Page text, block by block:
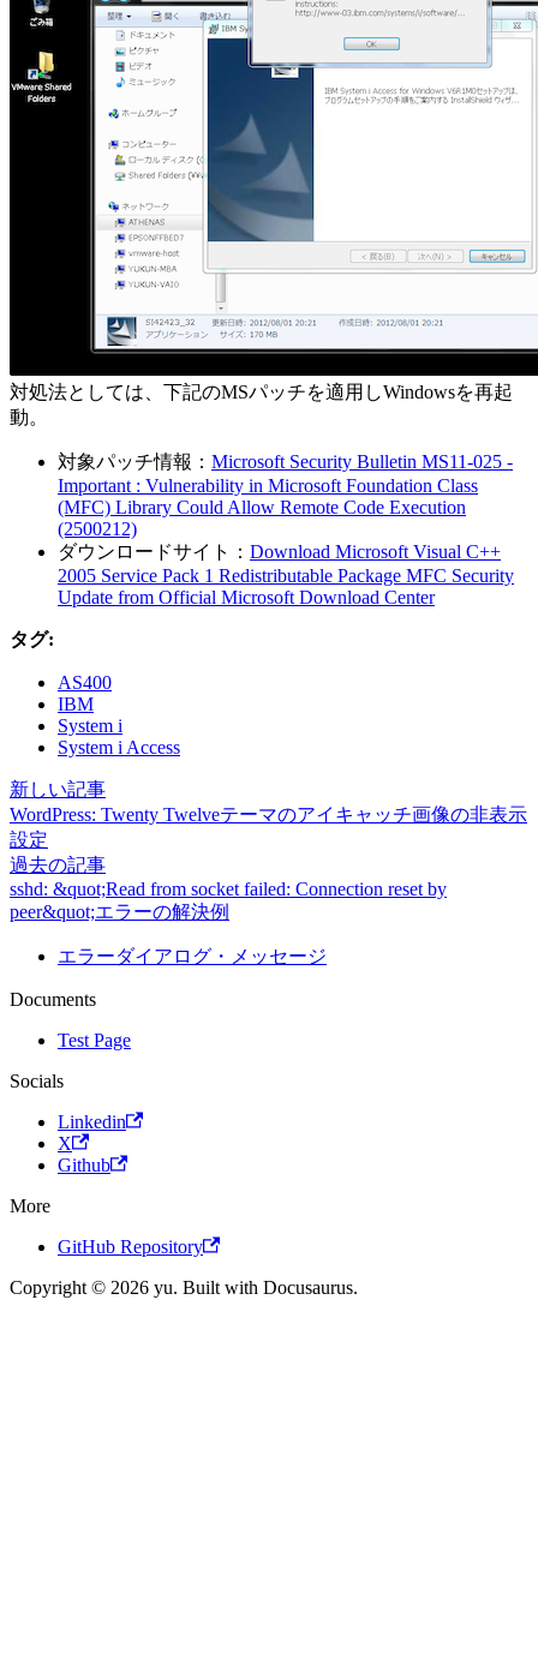
対処法としては、下記のMSパッチを適用しWindowsを再起
動。
対象パッチ情報： Microsoft Security Bulletin MS11-025 -
Important : Vulnerability in Microsoft Foundation Class
(MFC) Library Could Allow Remote Code Execution
(2500212)
ダウンロードサイト： Download Microsoft Visual C++
2005 Service Pack 1 Redistributable Package MFC Security
Update from Official Microsoft Download Center
タグ:
AS400
IBM
System i
System i Access
新しい記事
WordPress: Twenty Twelveテーマのアイキャッチ画像の非表示
設定
過去の記事
sshd: &quot;Read from socket failed: Connection reset by
peer&quot;エラーの解決例
エラーダイアログ・メッセージ
Documents
Test Page
Socials
Linkedin
X
Github
More
GitHub Repository
Copyright © 2026 yu. Built with Docusaurus.